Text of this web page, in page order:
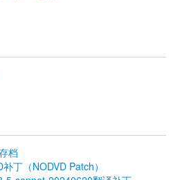
档
丁（NODVD Patch）